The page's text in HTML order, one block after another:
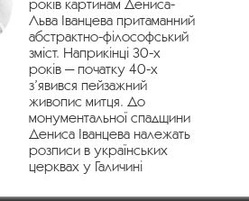
років картинам Дениса-
Льва Іванцева притаманний
абстрактно-філософський
зміст. Наприкінці 30-х
років — початку 40-х
з’явився пейзажний
живопис митця. До
монументальної спадщини
Дениса Іванцева належать
розписи в українських
церквах у Галичині